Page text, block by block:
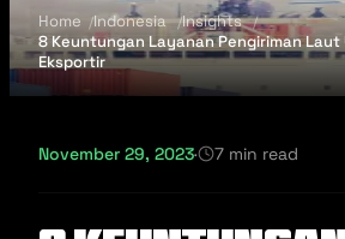
Home Indonesia
Insights
8 Keuntungan Layanan Pengiriman
Eksportir
November 29, 2023· 7 min read